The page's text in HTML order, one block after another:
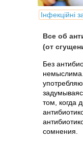
Інфекційні
Все об
(от
Без
том, когда
сомнения.